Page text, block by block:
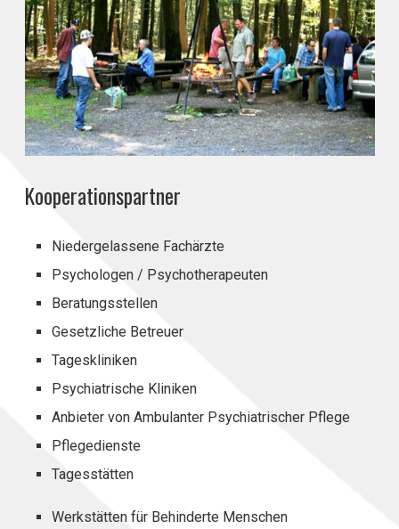
Kooperationspartner
Niedergelassene Fachärzte
Psychologen / Psychotherapeuten
Beratungsstellen
Gesetzliche Betreuer
Tageskliniken
Psychiatrische Kliniken
Anbieter von Ambulanter Psychiatrischer Pflege
Pflegedienste
Tagesstätten
Werkstätten für Behinderte Menschen